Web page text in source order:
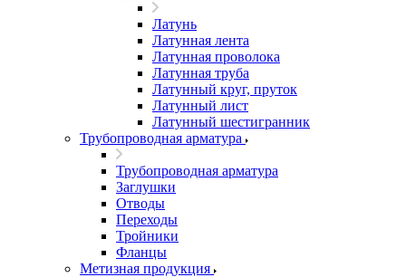
Латунь
Латунная лента
Латунная проволока
Латунная труба
Латунный круг, пруток
Латунный лист
Латунный шестигранник
Трубопроводная арматура
Трубопроводная арматура
Заглушки
Отводы
Переходы
Тройники
Фланцы
Метизная продукция